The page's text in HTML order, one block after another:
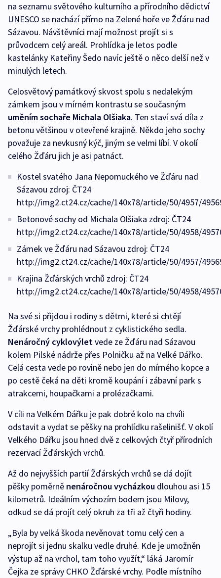
na seznamu světového kulturního a přírodního dědictví
UNESCO se nachází přímo na Zelené hoře ve Žďáru nad
Sázavou. Návštěvníci mají možnost projít si s
průvodcem celý areál. Prohlídka je letos podle
kastelánky Kateřiny Šedo navíc ještě o něco delší než v
minulých letech.
Celosvětový památkový skvost spolu s nedalekým
zámkem jsou v mírném kontrastu se současným
uměním sochaře Michala Olšiaka. Ten staví svá díla z
betonu většinou v otevřené krajině. Někdo jeho sochy
považuje za nevkusný kýč, jiným se velmi líbí. V okolí
celého Žďáru jich je asi patnáct.
Kostel svatého Jana Nepomuckého ve Žďáru nad
Sázavou zdroj: ČT24
http://img2.ct24.cz/cache/140x78/article/50/4957/
Betonové sochy od Michala Olšiaka zdroj: ČT24
http://img2.ct24.cz/cache/140x78/article/50/4958/
Zámek ve Žďáru nad Sázavou zdroj: ČT24
http://img2.ct24.cz/cache/140x78/article/50/4957/
Krajina Žďárských vrchů zdroj: ČT24
http://img2.ct24.cz/cache/140x78/article/50/4958/
Na své si přijdou i rodiny s dětmi, které si chtějí
Žďárské vrchy prohlédnout z cyklistického sedla.
Nenáročný cyklovýletvede ze Žďáru nad Sázavou
kolem Pilské nádrže přes Polničku až na Velké Dářko.
Celá cesta vede po rovině nebo jen do mírného kopce a
po cestě čeká na děti kromě koupání i zábavní park s
atrakcemi, houpačkami a prolézačkami.
V cíli na Velkém Dářku je pak dobré kolo na chvíli
odstavit a vydat se pěšky na prohlídku rašelinišť. V okolí
Velkého Dářku jsou hned dvě z celkových čtyř přírodních
rezervací Žďárských vrchů.
Až do nejvyšších partií Žďárských vrchů se dá dojít
pěšky poměrně nenáročnou vycházkou dlouhou asi 15
kilometrů. Ideálním výchozím bodem jsou Milovy,
odkud se dá projít celý okruh za tři až čtyři hodiny.
„Byla by velká škoda nevěnovat tomu celý cen a
neprojít si jednu skalku vedle druhé. Kde je umožněn
výstup až na vrchol, tam toho využít,“ láká Jaromír
Čejka ze správy CHKO Žďárské vrchy. Podle místního